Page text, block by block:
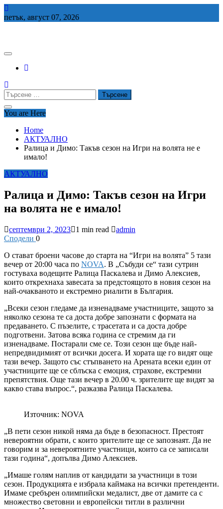
Skip
to
петък, август 07, 2026
Търсене
за:
You are Here
Home
АКТУАЛНО
Ралица и Димо: Такъв сезон на Игри на волята не е
имало!
АКТУАЛНО
Ралица и Димо: Такъв сезон на Игри
на волята не е имало!
септември 2, 2023 1 min read
admin
Сподели 0
О стават броени часове до старта на “Игри на волята” 5 тази
вечер от 20:00 часа по NOVA. В „Събуди се“ тази сутрин
гостуваха водещите Ралица Паскалева и Димо Алексиев,
които открехнаха завесата за предстоящото в новия сезон на
най-очакваното и екстремно риалити в България.
„Всеки сезон гледаме да изненадваме участниците, защото за
няколко сезона те са доста добре запознати с формата на
предаването. С пъзелите, с трасетата и са доста добре
подготвени. Затова всяка година се стремим да ги
изненадваме. Постарали сме се. Този сезон ще бъде най-
непредвидимият от всички досега. И хората ще го видят още
тази вечер. Защото със стъпването на Арената всеки един от
участниците ще се сблъска с емоция, страхове, екстремни
препятствия. Още тази вечер в 20.00 ч. зрителите ще видят за
какво става въпрос.“, разказва Ралица Паскалева.
Източник: NOVA
„В пети сезон никой няма да бъде в безопасност. Престоят
невероятни обрати, с които зрителите ще се запознаят. Да не
говорим и за невероятните участници, които са се записали
тази година“, допълва Димо Алексиев.
„Имаше голям наплив от кандидати за участници в този
сезон. Продукцията е избрала каймака на всички претенденти.
Имаме сребърен олимпийски медалист, две от дамите са с
множество световни и европейски титли в различни